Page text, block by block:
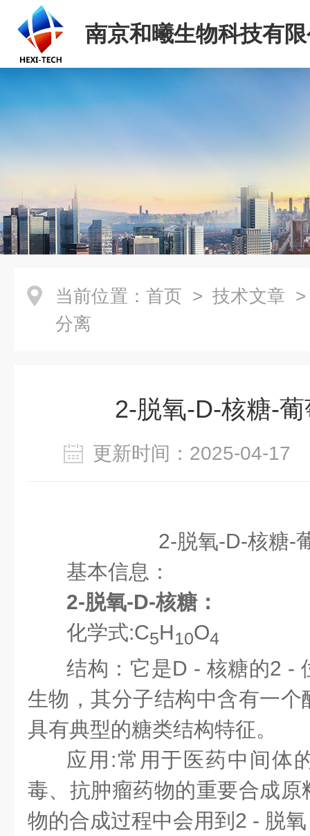
南京和曦生物科技有
当前位置： 首页 > 技术文章
分离
2-脱氧-D-核糖-
更新时间：2025-04-
2-脱氧-D-核糖-
基本信息：
2-脱氧-D-核糖：
化学式:C5H10O4
结构：它是D - 核糖的2 -
生物，其分子结构中含有一
具有典型的糖类结构特征。
应用:常用于医药中间体
毒、抗肿瘤药物的重要合成
物的合成过程中会用到2 - 脱